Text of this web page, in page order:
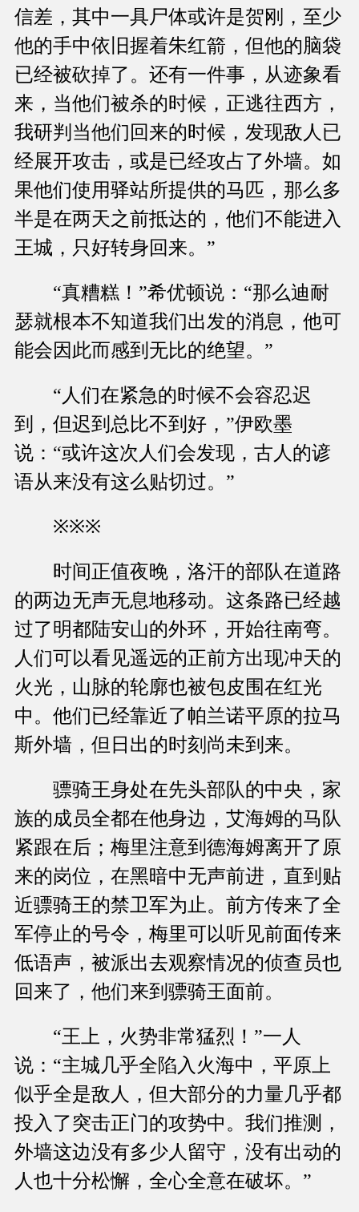
信差，其中一具尸体或许是贺刚，至少
他的手中依旧握着朱红箭，但他的脑袋
已经被砍掉了。还有一件事，从迹象看
来，当他们被杀的时候，正逃往西方，
我研判当他们回来的时候，发现敌人已
经展开攻击，或是已经攻占了外墙。如
果他们使用驿站所提供的马匹，那么多
半是在两天之前抵达的，他们不能进入
王城，只好转身回来。”
“真糟糕！”希优顿说：“那么迪耐
瑟就根本不知道我们出发的消息，他可
能会因此而感到无比的绝望。”
“人们在紧急的时候不会容忍迟
到，但迟到总比不到好，”伊欧墨
说：“或许这次人们会发现，古人的谚
语从来没有这么贴切过。”
※※※
时间正值夜晚，洛汗的部队在道路
的两边无声无息地移动。这条路已经越
过了明都陆安山的外环，开始往南弯。
人们可以看见遥远的正前方出现冲天的
火光，山脉的轮廓也被包皮围在红光
中。他们已经靠近了帕兰诺平原的拉马
斯外墙，但日出的时刻尚未到来。
骠骑王身处在先头部队的中央，家
族的成员全都在他身边，艾海姆的马队
紧跟在后；梅里注意到德海姆离开了原
来的岗位，在黑暗中无声前进，直到贴
近骠骑王的禁卫军为止。前方传来了全
军停止的号令，梅里可以听见前面传来
低语声，被派出去观察情况的侦查员也
回来了，他们来到骠骑王面前。
“王上，火势非常猛烈！”一人
说：“主城几乎全陷入火海中，平原上
似乎全是敌人，但大部分的力量几乎都
投入了突击正门的攻势中。我们推测，
外墙这边没有多少人留守，没有出动的
人也十分松懈，全心全意在破坏。”